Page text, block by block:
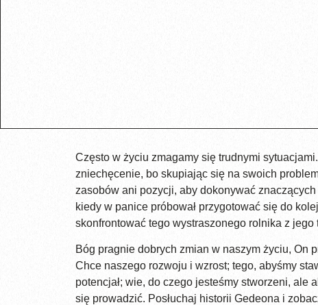
Często w życiu zmagamy się trudnymi
zniechęcenie, bo skupiając się na swoich
zasobów ani pozycji, aby dokonywać
kiedy w panice próbował przygotować się do
skonfrontować tego wystraszonego rolnika z
Bóg pragnie dobrych zmian w naszym życiu, On
Chce naszego rozwoju i wzrost; tego, abyśmy
potencjał; wie, do czego jesteśmy stworzeni, ale
się prowadzić. Posłuchaj historii Gedeona i